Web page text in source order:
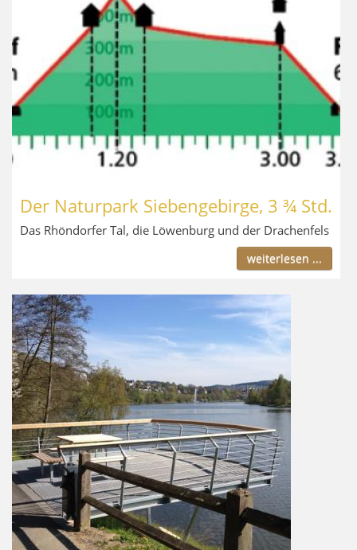
Der Naturpark Siebengebirge, 3 ¾ Std.
Das Rhöndorfer Tal, die Löwenburg und der Drachenfels
weiterlesen ...